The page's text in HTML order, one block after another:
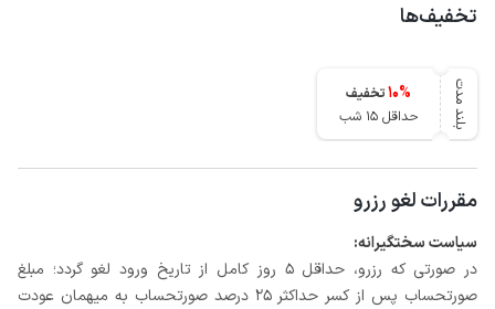
تخفیف‌ها
بلند مدت 10%
تخفیف
حداقل 15 شب
مقررات لغو رزرو
سیاست سختگیرانه:
در صورتی که رزرو، حداقل 5 روز کامل از تاریخ ورود لغو گردد؛ مبلغ
صورتحساب پس از کسر حداکثر 25 درصد صورتحساب به میهمان عودت